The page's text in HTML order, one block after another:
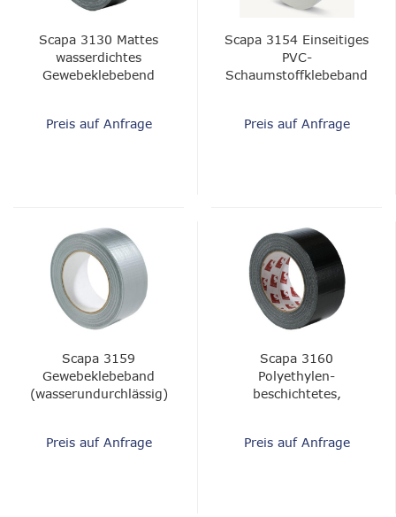
Scapa 3130 Mattes
wasserdichtes
Gewebeklebebend
Preis auf Anfrage
Scapa 3154 Einseitiges
PVC-
Schaumstoffklebeband
Preis auf Anfrage
Scapa 3159
Gewebeklebeband
(wasserundurchlässig)
Preis auf Anfrage
Scapa 3160
Polyethylen-
beschichtetes,
Preis auf Anfrage